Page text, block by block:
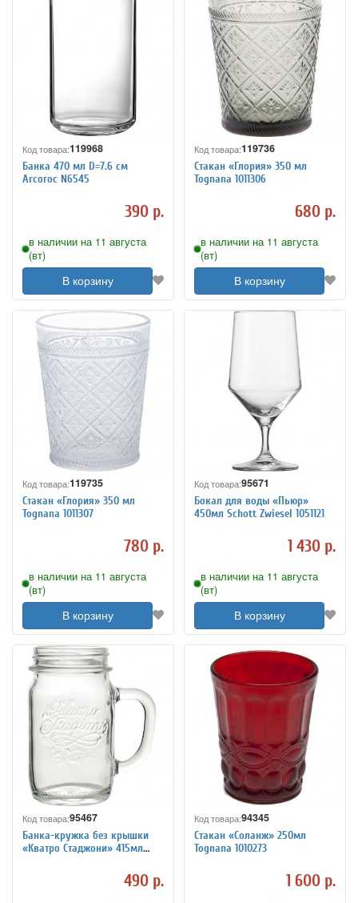
Код товара:119968
Банка 470 мл D=7.6 см
Arcoroc N6545
390 р.
в наличии на 11 августа
(вт)
В корзину
Код товара:119736
Стакан «Глория» 350 мл
Tognana 1011306
680 р.
в наличии на 11 августа
(вт)
В корзину
Код товара:119735
Стакан «Глория» 350 мл
Tognana 1011307
780 р.
в наличии на 11 августа
(вт)
В корзину
Код товара:95671
Бокал для воды «Пьюр»
450мл Schott Zwiesel 1051121
1 430 р.
в наличии на 11 августа
(вт)
В корзину
Код товара:95467
Банка-кружка без крышки
«Кватро Стаджони» 415мл
490 р.
Код товара:94345
Стакан «Соланж» 250мл
Tognana 1010273
1 600 р.